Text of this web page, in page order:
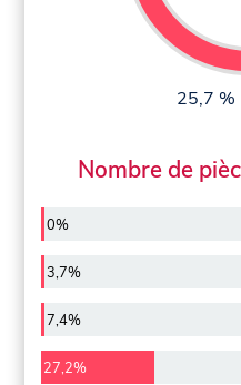
25,7 %
Nombre de
0%
3,7%
7,4%
27,2%